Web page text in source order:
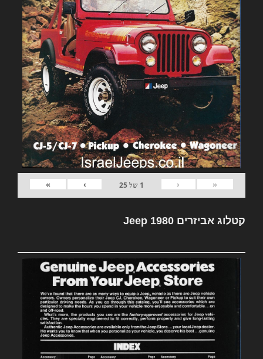
«
‹
1 של25
›
»
קטלוג אביזרים Jeep 1980